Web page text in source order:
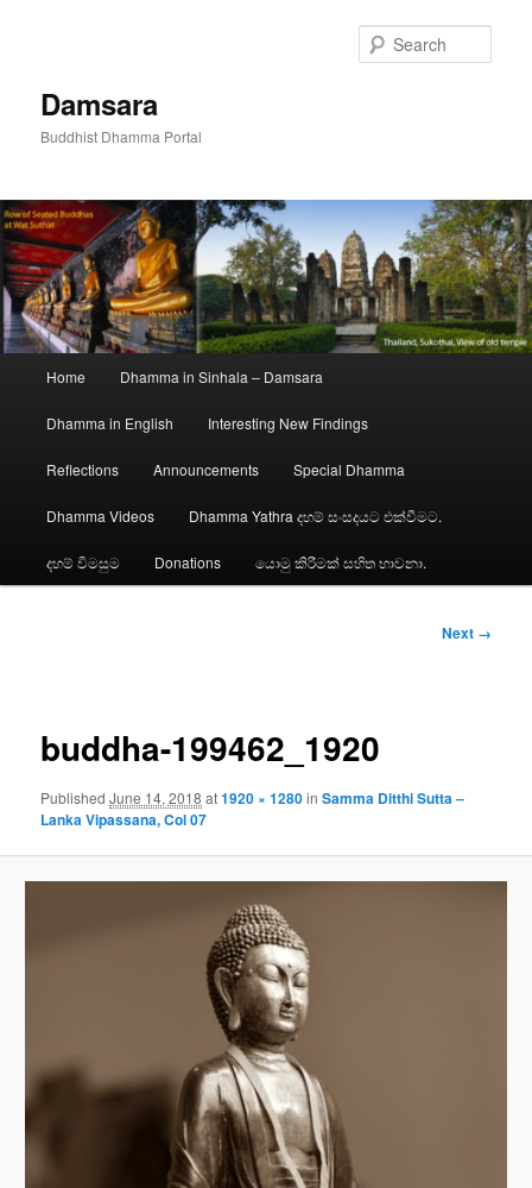
Damsara
Buddhist Dhamma Portal
Home Dhamma in Sinhala – Damsara
Dhamma in English Interesting New Findings
Reflections Announcements Special Dhamma
Dhamma Videos Dhamma Yathra දහම් සංසදයට එක්වීමට.
දහම් විමසුම Donations යොමු කිරීමක් සහිත භාවනා.
Next →
buddha-199462_1920
PublishedJune 14, 2018 at1920 × 1280inSamma Ditthi Sutta –
Lanka Vipassana, Col 07